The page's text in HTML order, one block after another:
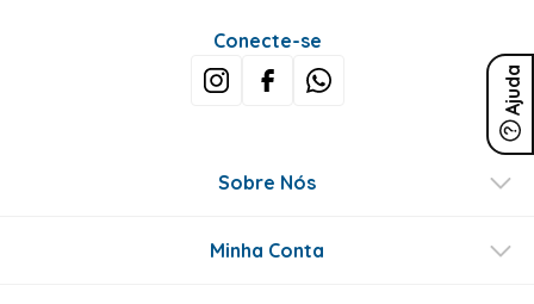
Ajuda
Conecte-se
Sobre Nós
Minha Conta